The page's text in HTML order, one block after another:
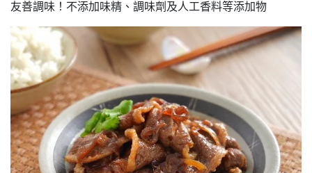
友善調味！不添加味精、調味劑及人工香料等添加物